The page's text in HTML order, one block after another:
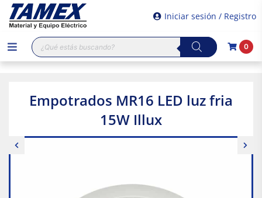
Iniciar sesión / Registro
Búsqueda
de
productos
0
Empotrados MR16 LED luz fria
15W Illux